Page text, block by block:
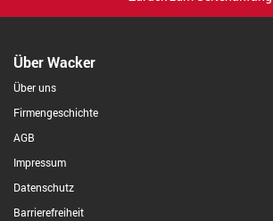
Über Wacker
Über uns
Firmengeschichte
AGB
Impressum
Datenschutz
Barrierefreiheit